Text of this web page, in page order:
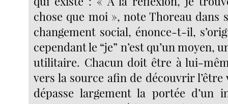
chose que moi », note Thoreau dans
changement social, énonce-t-il,
cependant le “je” n’est qu’un moyen,
utilitaire. Chacun doit être à lui-
vers la source afin de découvrir
dépasse largement la portée d’un